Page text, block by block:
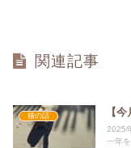
関連記事
猫の話 【
2025
一年